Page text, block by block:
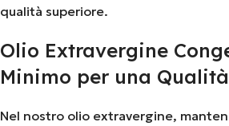
qualità superiore.
Olio Extravergine
Minimo per una
Nel nostro olio extravergine,